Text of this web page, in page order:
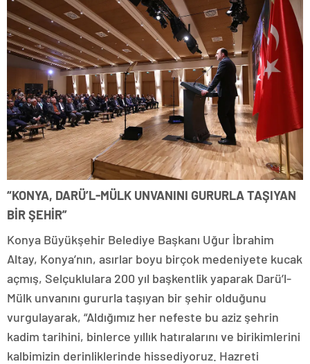
“KONYA, DARÜ’L-MÜLK UNVANINI GURURLA TAŞIYAN
BİR ŞEHİR”
Konya Büyükşehir Belediye Başkanı Uğur İbrahim
Altay, Konya’nın, asırlar boyu birçok medeniyete kucak
açmış, Selçuklulara 200 yıl başkentlik yaparak Darü’l-
Mülk unvanını gururla taşıyan bir şehir olduğunu
vurgulayarak, “Aldığımız her nefeste bu aziz şehrin
kadim tarihini, binlerce yıllık hatıralarını ve birikimlerini
kalbimizin derinliklerinde hissediyoruz. Hazreti